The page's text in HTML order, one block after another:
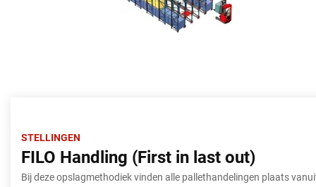
STELLINGEN
FILO Handling (First in last out)
Bij deze opslagmethodiek vinden alle pallethandelingen plaats